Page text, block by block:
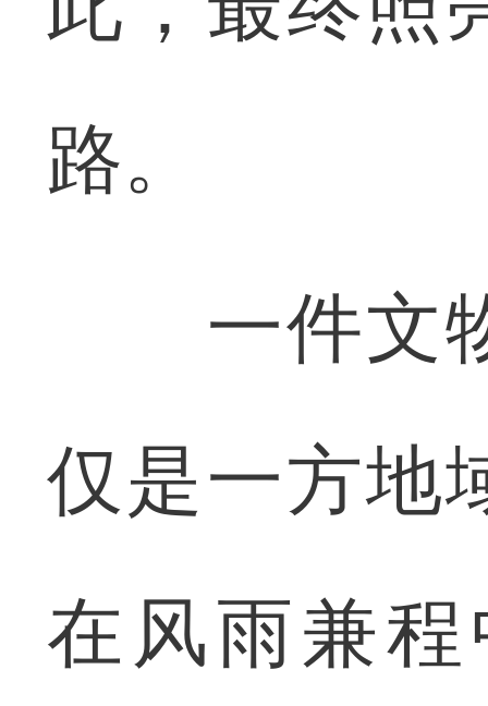
路。
一件文物
仅是一方地
在风雨兼